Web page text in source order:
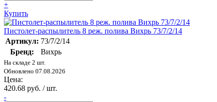
+
Купить
Пистолет-распылитель 8 реж. полива Вихрь 73/7/2/14
Артикул: 73/7/2/14
Бренд:
Вихрь
На складе 2 шт.
Обновлено 07.08.2026
Цена:
420.68 руб. / шт.
-